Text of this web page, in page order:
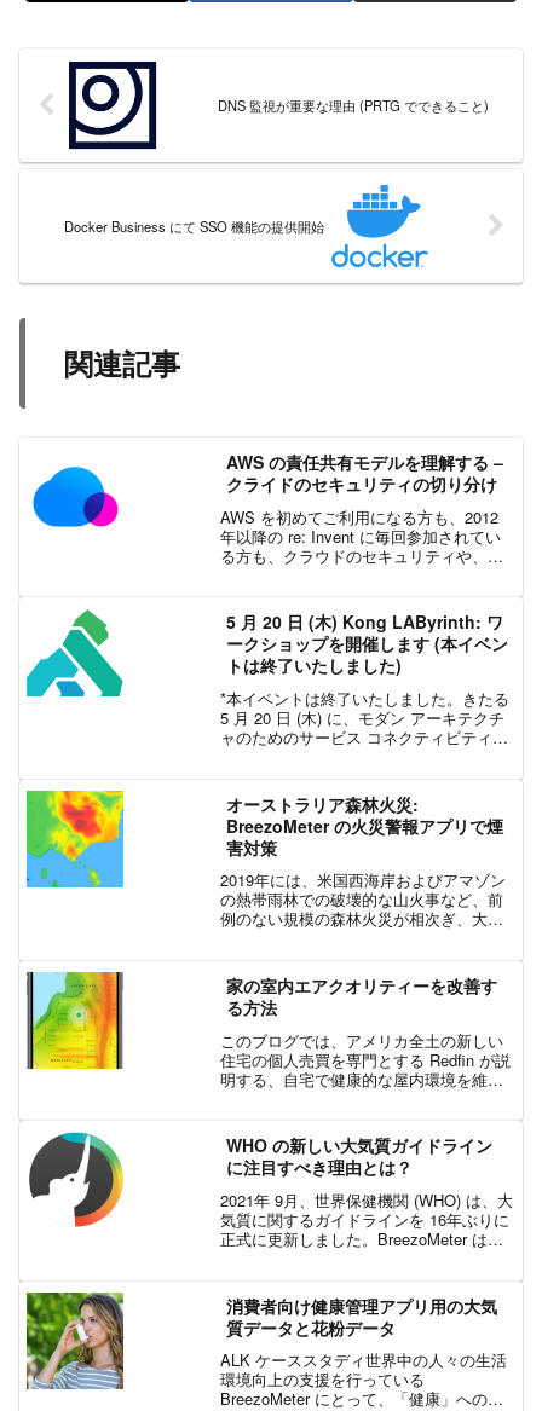
DNS 監視が重要な理由 (PRTG でできること)
Docker Business にて SSO 機能の提供開始
関連記事
AWS の責任共有モデルを理解する –
クライドのセキュリティの切り分け
AWS を初めてご利用になる方も、2012
年以降の re: Invent に毎回参加されてい
る方も、クラウドのセキュリティや、ま
いて疑問をお持ちではないでしょうか。
特...
5 月 20 日 (木) Kong LAByrinth: ワ
ークショップを開催します (本イベン
トは終了いたしました)
*本イベントは終了いたしました。きたる
5 月 20 日 (木) に、モダン アーキテクチ
ャのためのサービス コネクティビティを
ル イベント「LAByrint...
オーストラリア森林火災:
BreezoMeter の火災警報アプリで煙
害対策
2019年には、米国西海岸およびアマゾン
の熱帯雨林での破壊的な山火事など、前
例のない規模の森林火災が相次ぎ、大き
ラリアでは、雨のおかげにより火災で荒
廃した地域は落ち着き...
家の室内エアクオリティーを改善す
る方法
このブログでは、アメリカ全土の新しい
住宅の個人売買を専門とする Redfin が説
明する、自宅で健康的な屋内環境を維持
ジェニファー・カラミ (Jennifer Kara...
WHO の新しい大気質ガイドライン
に注目すべき理由とは？
2021年 9月、世界保健機関 (WHO) は、大
気質に関するガイドラインを 16年ぶりに
正式に更新しました。BreezoMeter は、
説明したいと考えています。はじ...
消費者向け健康管理アプリ用の大気
質データと花粉データ
ALK ケーススタディ世界中の人々の生活
環境向上の支援を行っている
BreezoMeter にとって、「健康」への取